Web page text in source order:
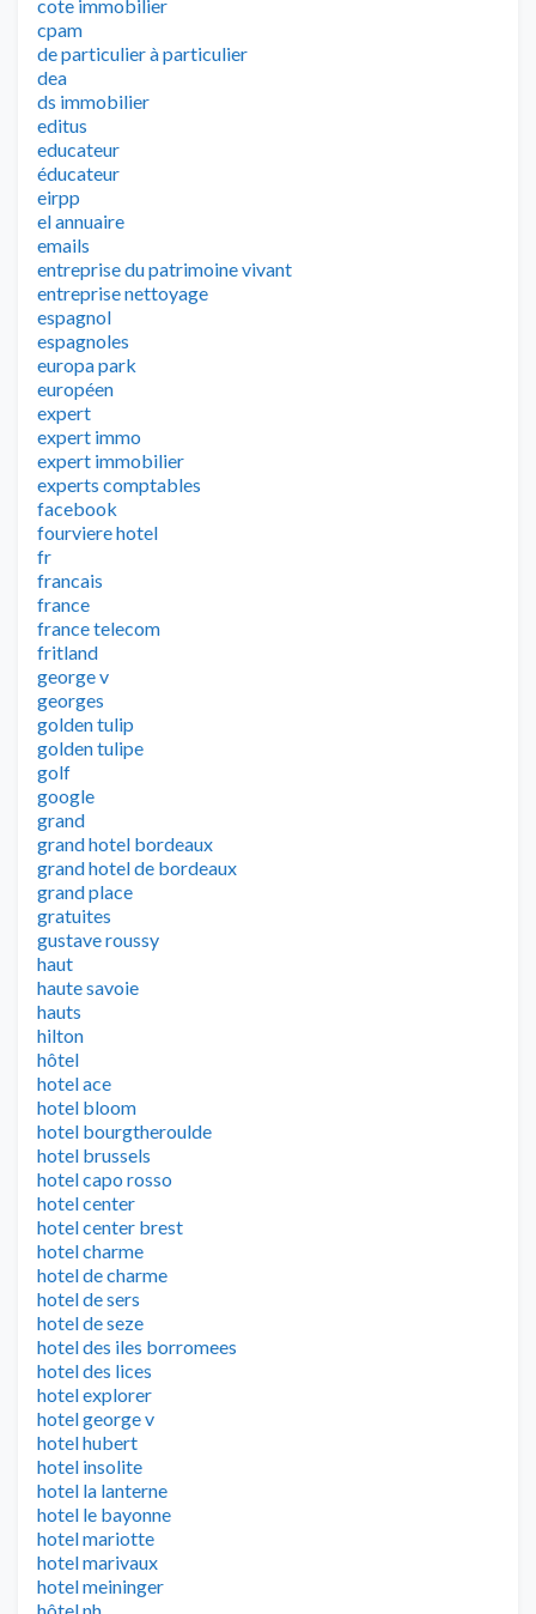
cote immobilier
cpam
de particulier à particulier
dea
ds immobilier
editus
educateur
éducateur
eirpp
el annuaire
emails
entreprise du patrimoine vivant
entreprise nettoyage
espagnol
espagnoles
europa park
européen
expert
expert immo
expert immobilier
experts comptables
facebook
fourviere hotel
fr
francais
france
france telecom
fritland
george v
georges
golden tulip
golden tulipe
golf
google
grand
grand hotel bordeaux
grand hotel de bordeaux
grand place
gratuites
gustave roussy
haut
haute savoie
hauts
hilton
hôtel
hotel ace
hotel bloom
hotel bourgtheroulde
hotel brussels
hotel capo rosso
hotel center
hotel center brest
hotel charme
hotel de charme
hotel de sers
hotel de seze
hotel des iles borromees
hotel des lices
hotel explorer
hotel george v
hotel hubert
hotel insolite
hotel la lanterne
hotel le bayonne
hotel mariotte
hotel marivaux
hotel meininger